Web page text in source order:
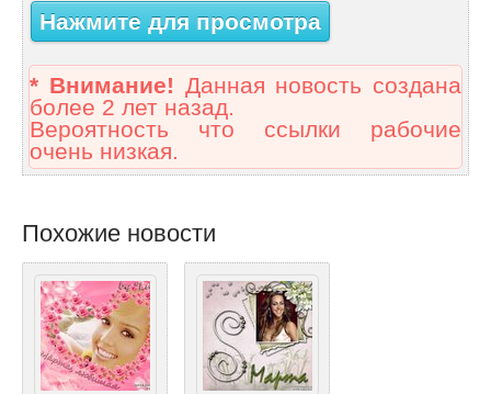
Нажмите для просмотра
* Внимание! Данная новость создана
более 2 лет назад.
Вероятность что ссылки рабочие
очень низкая.
Похожие новости